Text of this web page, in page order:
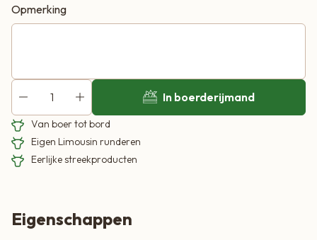
Opmerking
In boerderijmand
Van boer tot bord
Eigen Limousin runderen
Eerlijke streekproducten
Eigenschappen